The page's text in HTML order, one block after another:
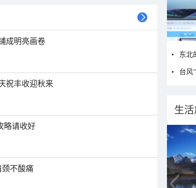
成明亮画卷
祝丰收迎秋来
略请收好
颈不酸痛
东北
台风
生